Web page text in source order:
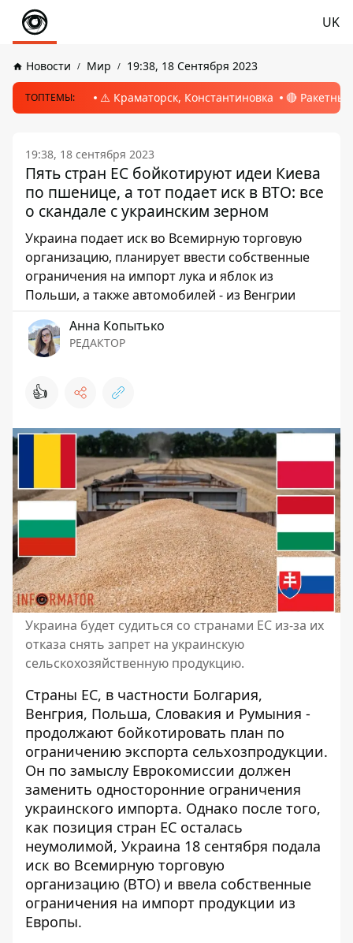
UK
Новости Мир 19:38, 18 Сентября 2023
ТОПТЕМЫ: ⚠️ Краматорск, Константиновка 🔴
19:38, 18 сентября 2023
Пять стран ЕС бойкотируют идеи Киева
по пшенице, а тот подает иск в ВТО: все
о скандале с украинским зерном
Украина подает иск во Всемирную торговую
организацию, планирует ввести собственные
ограничения на импорт лука и яблок из
Польши, а также автомобилей - из Венгрии
Анна Копытько
РЕДАКТОР
👍
Украина будет судиться со странами ЕС из-за их
отказа снять запрет на украинскую
сельскохозяйственную продукцию.
Страны ЕС, в частности Болгария,
Венгрия, Польша, Словакия и Румыния -
продолжают бойкотировать план по
ограничению экспорта сельхозпродукции.
Он по замыслу Еврокомиссии должен
заменить односторонние ограничения
украинского импорта. Однако после того,
как позиция стран ЕС осталась
неумолимой, Украина 18 сентября подала
иск во Всемирную торговую
организацию (ВТО) и ввела собственные
ограничения на импорт продукции из
Европы.